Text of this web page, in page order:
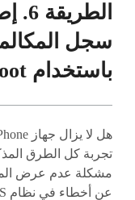
سجل
باستخدام ReiBoot
تجربة كل الطرق